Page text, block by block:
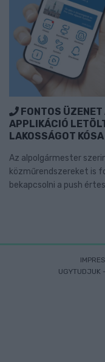
FONTOS ÜZENET
APPLIKÁCIÓ
LAKOSSÁGOT
Az alpolgármester
közműrendszereket is
bekapcsolni a push